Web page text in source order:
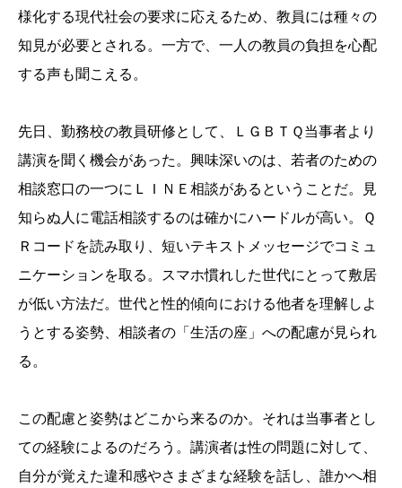
様化する現代社会の要求に応えるため、教員には種々の
知見が必要とされる。一方で、一人の教員の負担を心配
する声も聞こえる。
先日、勤務校の教員研修として、ＬＧＢＴＱ当事者より
講演を聞く機会があった。興味深いのは、若者のための
相談窓口の一つにＬＩＮＥ相談があるということだ。見
知らぬ人に電話相談するのは確かにハードルが高い。Ｑ
Ｒコードを読み取り、短いテキストメッセージでコミュ
ニケーションを取る。スマホ慣れした世代にとって敷居
が低い方法だ。世代と性的傾向における他者を理解しよ
うとする姿勢、相談者の「生活の座」への配慮が見られ
る。
この配慮と姿勢はどこから来るのか。それは当事者とし
ての経験によるのだろう。講演者は性の問題に対して、
自分が覚えた違和感やさまざまな経験を話し、誰かへ相